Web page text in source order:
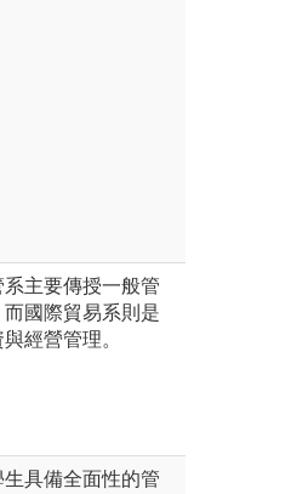
主要傳授一般管
國際貿易系則是
經營管理。
具備全面性的管